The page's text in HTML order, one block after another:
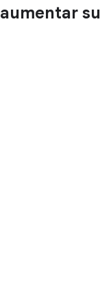
aumentar